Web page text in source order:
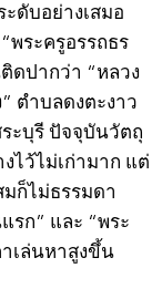
ดับอย่างเสมอ
พระครูอรรถธร
ดปากว่า “หลวง
ตำบลดงตะงาว
ะบุรี ปัจจุบันวัตถุ
ไว้ไม่เก่ามาก แต่
ก็ไม่ธรรมดา
รก” และ “พระ
เล่นหาสูงขึ้น